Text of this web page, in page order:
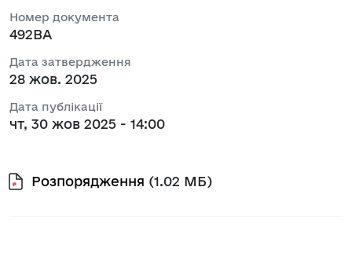
Номер документа
492ВА
Дата затвердження
28 жов. 2025
Дата публікації
чт, 30 жов 2025 - 14:00
Розпорядження (1.02 МБ)